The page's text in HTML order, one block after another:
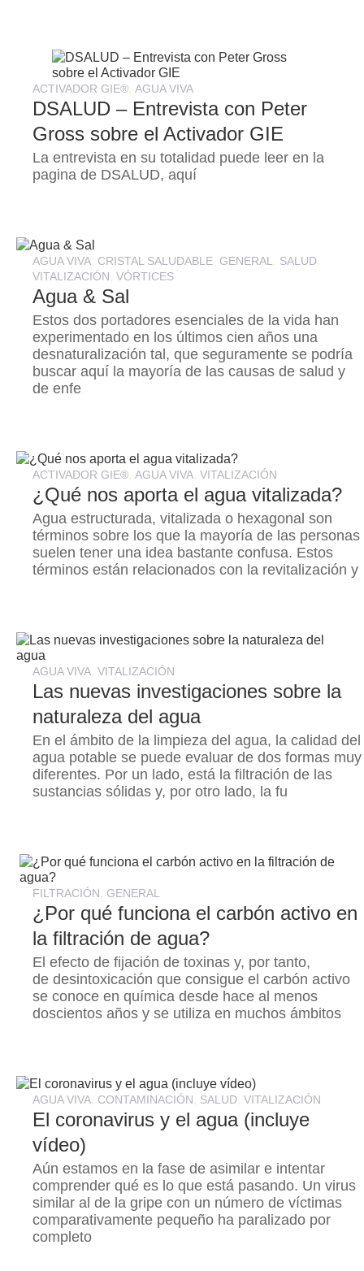
ACTIVADOR GIE®,AGUA VIVA
DSALUD – Entrevista con Peter
Gross sobre el Activador GIE
La entrevista en su totalidad puede leer en la
pagina de DSALUD, aquí
AGUA VIVA, CRISTAL SALUDABLE, GENERAL , SALUD,
VITALIZACIÓN,VÓRTICES
Agua & Sal
Estos dos portadores esenciales de la vida han
experimentado en los últimos cien años una
desnaturalización tal, que seguramente se podría
buscar aquí la mayoría de las causas de salud y
de enfe
ACTIVADOR GIE®,AGUA VIVA,VITALIZACIÓN
¿Qué nos aporta el agua vitalizada?
Agua estructurada, vitalizada o hexagonal son
términos sobre los que la mayoría de las personas
suelen tener una idea bastante confusa. Estos
términos están relacionados con la revitalización y
AGUA VIVA,VITALIZACIÓN
Las nuevas investigaciones sobre la
naturaleza del agua
En el ámbito de la limpieza del agua, la calidad del
agua potable se puede evaluar de dos formas muy
diferentes. Por un lado, está la filtración de las
sustancias sólidas y, por otro lado, la fu
FILTRACIÓN, GENERAL
¿Por qué funciona el carbón activo en
la filtración de agua?
El efecto de fijación de toxinas y, por tanto,
de desintoxicación que consigue el carbón activo
se conoce en química desde hace al menos
doscientos años y se utiliza en muchos ámbitos
AGUA VIVA, CONTAMINACIÓN, SALUD,VITALIZACIÓN
El coronavirus y el agua (incluye
vídeo)
Aún estamos en la fase de asimilar e intentar
comprender qué es lo que está pasando. Un virus
similar al de la gripe con un número de víctimas
comparativamente pequeño ha paralizado por
completo